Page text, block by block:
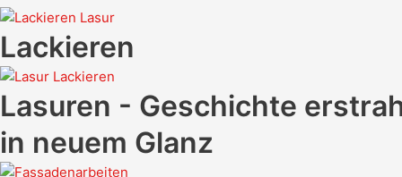
Lackieren
Lasuren - Geschichte
in neuem Glanz